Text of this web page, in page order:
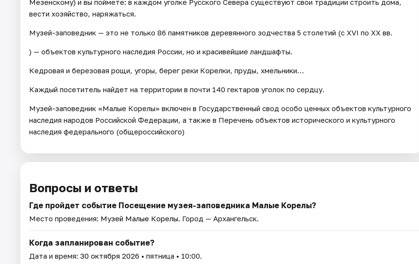
Мезенскому) и вы поймете: в каждом уголке Русского Севера существуют свои традиции строить дома,
вести хозяйство, наряжаться.
Музей-заповедник — это не только 86 памятников деревянного зодчества 5 столетий (с XVI по ХХ вв.
) — объектов культурного наследия России, но и красивейшие ландшафты.
Кедровая и березовая рощи, угоры, берег реки Корелки, пруды, хмельники…
Каждый посетитель найдет на территории в почти 140 гектаров уголок по сердцу.
Музей-заповедник «Малые Корелы» включен в Государственный свод особо ценных объектов культурного
наследия народов Российской Федерации, а также в Перечень объектов исторического и культурного
наследия федерального (общероссийского)
Вопросы и ответы
Где пройдет событие Посещение музея-заповедника Малые Корелы?
Место проведения: Музей Малые Корелы. Город — Архангельск.
Когда запланирован событие?
Дата и время: 30 октября 2026 • пятница • 10:00.